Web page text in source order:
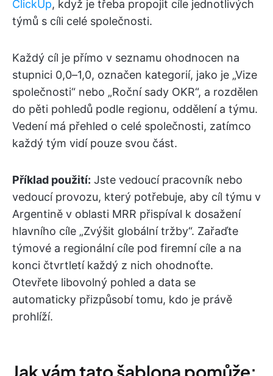
ClickUp, když je třeba propojit cíle jednotlivých
týmů s cíli celé společnosti.
Každý cíl je přímo v seznamu ohodnocen na
stupnici 0,0–1,0, označen kategorií, jako je „Vize
společnosti“ nebo „Roční sady OKR“, a rozdělen
do pěti pohledů podle regionu, oddělení a týmu.
Vedení má přehled o celé společnosti, zatímco
každý tým vidí pouze svou část.
Příklad použití: Jste vedoucí pracovník nebo
vedoucí provozu, který potřebuje, aby cíl týmu v
Argentině v oblasti MRR přispíval k dosažení
hlavního cíle „Zvýšit globální tržby“. Zařaďte
týmové a regionální cíle pod firemní cíle a na
konci čtvrtletí každý z nich ohodnoťte.
Otevřete libovolný pohled a data se
automaticky přizpůsobí tomu, kdo je právě
prohlíží.
Jak vám tato šablona pomůže: